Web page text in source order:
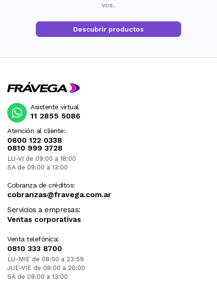
vos.
Descubrir productos
Atención al cliente:
0800 122 0338
0810 999 3728
LU-VI de 09:00 a 18:00
SA de 09:00 a 13:00
Cobranza de créditos:
cobranzas@fravega.com.ar
Servicios a empresas:
Ventas corporativas
Venta telefónica:
0810 333 8700
LU-MIE de 08:00 a 23:59
JUE-VIE de 08:00 a 20:00
SA de 09:00 a 13:00
Asistente virtual
11 2855 5086